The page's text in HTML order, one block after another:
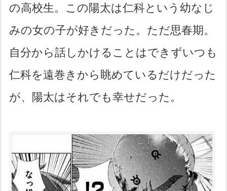
の高校生。この陽太は仁科という幼なじ
みの女の子が好きだった。ただ思春期。
自分から話しかけることはできずいつも
仁科を遠巻きから眺めているだけだった
が、陽太はそれでも幸せだった。